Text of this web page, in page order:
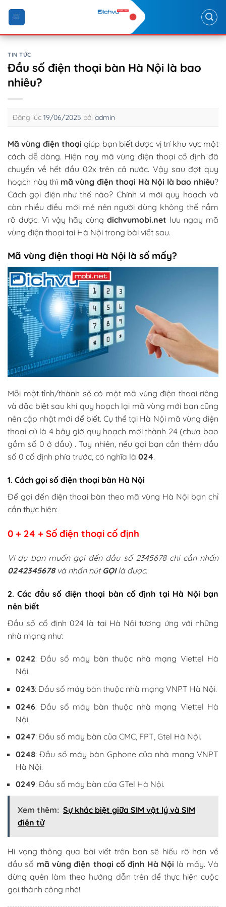
content
TIN TỨC
Đầu số điện thoại bàn Hà Nội là bao
nhiêu?
Đăng lúc 19/06/2025 bởi admin
Mã vùng điện thoại giúp bạn biết được vị trí khu vực một
cách dễ dàng. Hiện nay mã vùng điện thoại cố định đã
chuyển về hết đầu 02x trên cả nước. Vậy sau đợt quy
hoạch này thì mã vùng điện thoại Hà Nội là bao nhiêu?
Cách gọi điện như thế nào? Chính vì mới quy hoạch và
còn nhiều điều mới mẻ nên người dùng không thế nắm
rõ được. Vì vậy hãy cùng dichvumobi.net lưu ngay mã
vùng điện thoại tại Hà Nội trong bài viết sau.
Mã vùng điện thoại Hà Nội là số mấy?
Mỗi một tỉnh/thành sẽ có một mã vùng điện thoại riêng
và đặc biệt sau khi quy hoạch lại mã vùng mới bạn cũng
nên cập nhật mới để biết. Cụ thể tại Hà Nội mã vùng điện
thoại cũ là 4 bây giờ quy hoạch mới thành 24 (chưa bao
gồm số 0 ở đầu) . Tuy nhiên, nếu gọi bạn cần thêm đầu
số 0 cố định phía trước, có nghĩa là 024.
1. Cách gọi số điện thoại bàn Hà Nội
Để gọi đến điện thoại bàn theo mã vùng Hà Nội bạn chỉ
cần thực hiện:
0 + 24 + Số điện thoại cố định
Ví dụ bạn muốn gọi đến đầu số 2345678 chỉ cần nhấn
0242345678và nhấn nút GỌIlà được.
2. Các đầu số điện thoại bàn cố định tại Hà Nội bạn
nên biết
Đầu số cố định 024 là tại Hà Nội tương ứng với những
nhà mạng như:
0242: Đầu số máy bàn thuộc nhà mạng Viettel Hà
Nội.
0243: Đầu số máy bàn thuộc nhà mạng VNPT Hà Nội.
0246: Đầu số máy bàn thuộc nhà mạng Viettel Hà
Nội.
0247: Đầu số máy bàn của CMC, FPT, Gtel Hà Nội.
0248: Đầu số máy bàn Gphone của nhà mạng VNPT
Hà Nội.
0249: Đầu số máy bàn của GTel Hà Nội.
Xem thêm: Sự khác biệt giữa SIM vật lý và SIM
điện tử
Hi vọng thông qua bài viết trên bạn sẽ hiểu rõ hơn về
đầu số mã vùng điện thoại cố định Hà Nội là mấy. Và
đừng quên làm theo hướng dẫn trên để thực hiện cuộc
gọi thành công nhé!